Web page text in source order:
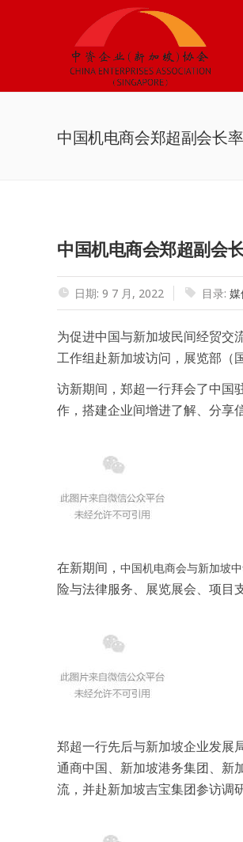
中国机电商会郑超副会长
中国机电商会郑超副会
日期: 9 7 月, 2022 目录: 媒
为促进中国与新加坡民间经贸交
工作组赴新加坡访问，展览部（
访新期间，郑超一行拜会了中国
作，搭建企业间增进了解、分享
在新期间， 中国机电商会与新加坡
险与法律服务、展览展会、项目
郑超一行先后与新加坡企业发展
通商中国、新加坡港务集团、新
流，并赴新加坡吉宝集团参访调